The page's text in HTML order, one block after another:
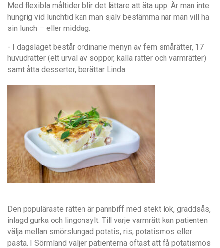
Med flexibla måltider blir det lättare att äta upp. Är man inte
hungrig vid lunchtid kan man själv bestämma när man vill ha
sin lunch – eller middag.
- I dagsläget består ordinarie menyn av fem smårätter, 17
huvudrätter (ett urval av soppor, kalla rätter och varmrätter)
samt åtta desserter, berättar Linda.
Den populäraste rätten är pannbiff med stekt lök, gräddsås,
inlagd gurka och lingonsylt. Till varje varmrätt kan patienten
välja mellan smörslungad potatis, ris, potatismos eller
pasta. I Sörmland väljer patienterna oftast att få potatismos